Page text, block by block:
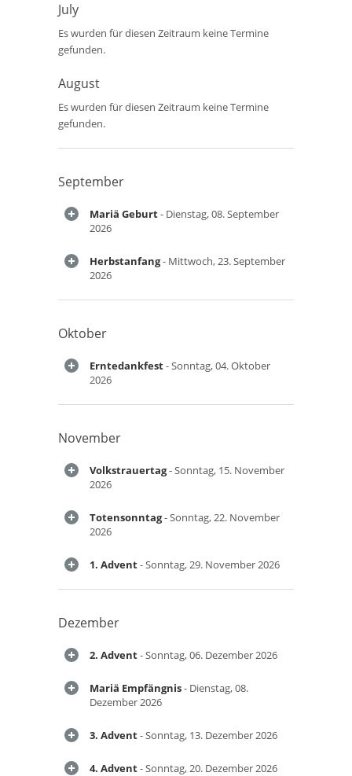
July
Es wurden für diesen Zeitraum keine Termine
gefunden.
August
Es wurden für diesen Zeitraum keine Termine
gefunden.
September
Mariä Geburt- Dienstag, 08. September
2026
Herbstanfang- Mittwoch, 23. September
2026
Oktober
Erntedankfest- Sonntag, 04. Oktober
2026
November
Volkstrauertag- Sonntag, 15. November
2026
Totensonntag- Sonntag, 22. November
2026
1. Advent- Sonntag, 29. November 2026
Dezember
2. Advent- Sonntag, 06. Dezember 2026
Mariä Empfängnis- Dienstag, 08.
Dezember 2026
3. Advent- Sonntag, 13. Dezember 2026
4. Advent- Sonntag, 20. Dezember 2026